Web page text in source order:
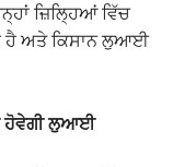
ਜ਼ਿਲ੍ਹਿਆਂ ਵਿੱਚ
ਹੈ ਅਤੇ ਕਿਸਾਨ ਲੁਆਈ
ਹੋਵੇਗੀ ਲੁਆਈ